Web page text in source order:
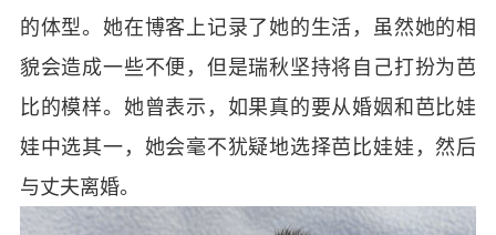
的体型。她在博客上记录了她的生活，虽然她的相
貌会造成一些不便，但是瑞秋坚持将自己打扮为芭
比的模样。她曾表示，如果真的要从婚姻和芭比娃
娃中选其一，她会毫不犹疑地选择芭比娃娃，然后
与丈夫离婚。